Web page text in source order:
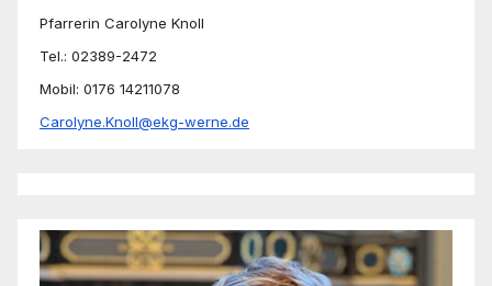
Pfarrerin Carolyne Knoll
Tel.: 02389-2472
Mobil: 0176 14211078
Carolyne.Knoll@ekg-werne.de